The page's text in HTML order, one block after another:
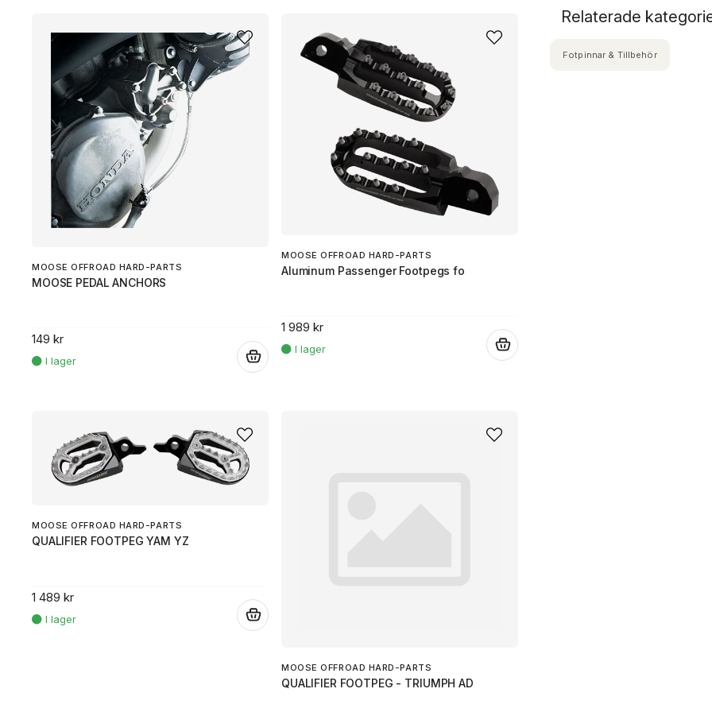
MOOSE OFFROAD HARD-PARTS
MOOSE PEDAL ANCHORS
149 kr
MOOSE OFFROAD HARD-PARTS
Aluminum Passenger Footpegs fo
1 989 kr
MOOSE OFFROAD HARD-PARTS
QUALIFIER FOOTPEG YAM YZ
1 489 kr
MOOSE OFFROAD HARD-PARTS
QUALIFIER FOOTPEG - TRIUMPH AD
Relaterade
Fotpinnar & Tillbehör